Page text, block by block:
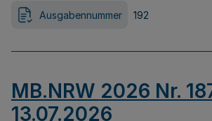
Ausgabennummer 192
MB.NRW 2026 Nr.
13.07.2026